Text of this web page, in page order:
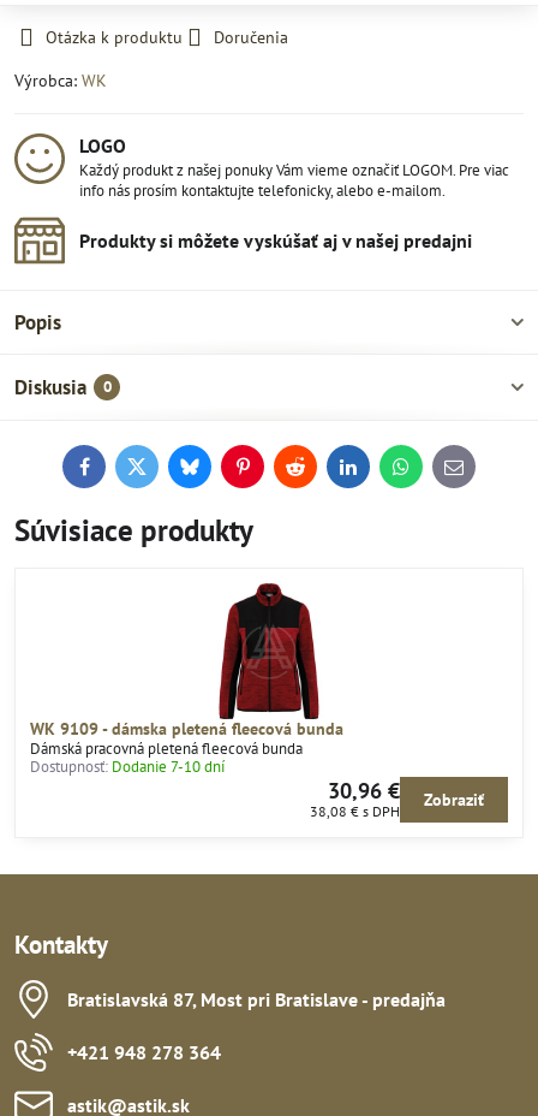
Otázka k produktu
Doručenia
Výrobca: WK
LOGO
Každý produkt z našej ponuky Vám vieme označiť LOGOM. Pre viac
info nás prosím kontaktujte telefonicky, alebo e-mailom.
Produkty si môžete vyskúšať aj v našej predajni
Popis
Diskusia 0
FacebookTwitterBlueskyPinterestReddit LinkedInWhatsApp
E-
mail
Súvisiace produkty
WK 9109 - dámska pletená fleecová bunda
Dámská pracovná pletená fleecová bunda
Dostupnosť: Dodanie 7-10 dní
30,96 €
38,08 € s DPH
Zobraziť
Kontakty
Bratislavská 87, Most pri Bratislave - predajňa
+421 948 278 364
astik​@astik​.sk